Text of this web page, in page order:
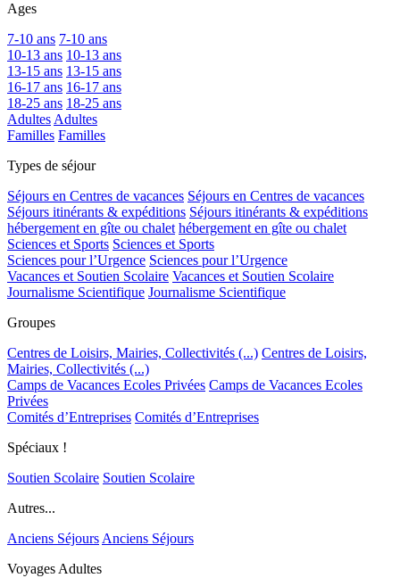
Ages
7-10 ans 7-10 ans
10-13 ans 10-13 ans
13-15 ans 13-15 ans
16-17 ans 16-17 ans
18-25 ans 18-25 ans
AdultesAdultes
Familles Familles
Types de séjour
Séjours en Centres de vacances Séjours en Centres de vacances
Séjours itinérants & expéditions Séjours itinérants & expéditions
hébergement en gîte ou chalet hébergement en gîte ou chalet
Sciences et Sports Sciences et Sports
Sciences pour l’Urgence Sciences pour l’Urgence
Vacances et Soutien Scolaire Vacances et Soutien Scolaire
Journalisme Scientifique Journalisme Scientifique
Groupes
Centres de Loisirs, Mairies, Collectivités (...) Centres de Loisirs,
Mairies, Collectivités (...)
Camps de Vacances Ecoles Privées Camps de Vacances Ecoles
Privées
Comités d’Entreprises Comités d’Entreprises
Spéciaux !
Soutien Scolaire Soutien Scolaire
Autres...
Anciens SéjoursAnciens Séjours
Voyages Adultes